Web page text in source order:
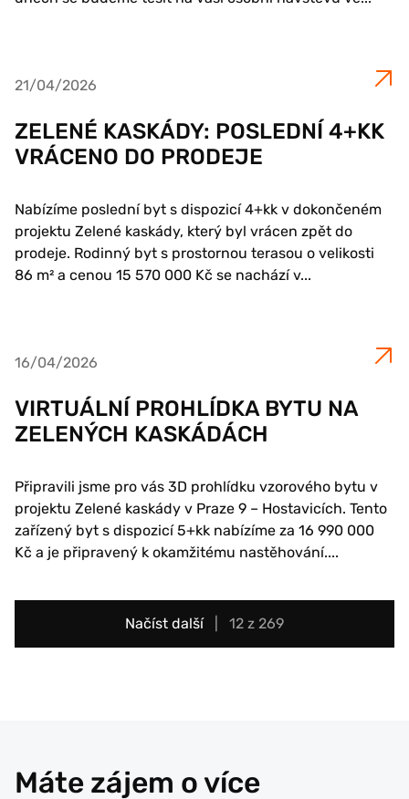
21/04/2026
ZELENÉ KASKÁDY: POSLEDNÍ 4+KK
VRÁCENO DO PRODEJE
Nabízíme poslední byt s dispozicí 4+kk v dokončeném
projektu Zelené kaskády, který byl vrácen zpět do
prodeje. Rodinný byt s prostornou terasou o velikosti
86 m² a cenou 15 570 000 Kč se nachází v...
16/04/2026
VIRTUÁLNÍ PROHLÍDKA BYTU NA
ZELENÝCH KASKÁDÁCH
Připravili jsme pro vás 3D prohlídku vzorového bytu v
projektu Zelené kaskády v Praze 9 – Hostavicích. Tento
zařízený byt s dispozicí 5+kk nabízíme za 16 990 000
Kč a je připravený k okamžitému nastěhování....
Načíst další 12 z 269
Máte zájem o více